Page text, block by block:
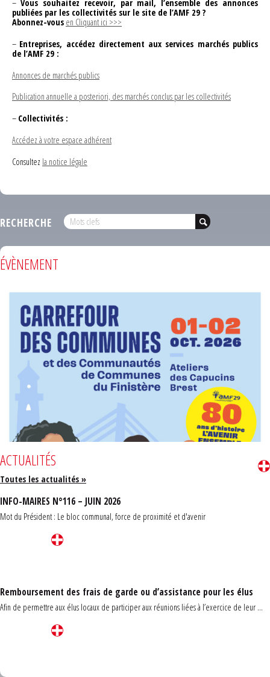
– Vous souhaitez recevoir, par mail, l’ensemble des annonces
publiées par les collectivités sur le site de l’AMF 29 ?
Abonnez-vous en Cliquant ici >>>
– Entreprises, accédez directement aux services marchés publics
de l’AMF 29 :
Annonces de marchés publics
Publication annuelle a posteriori, des marchés conclus par les collectivités
– Collectivités :
Accédez à votre espace adhérent
Consultez la notice légale
RECHERCHE
ÉVÈNEMENT
ACTUALITÉS
Toutes les actualités »
INFO-MAIRES N°116 – JUIN 2026
Mot du Président : Le bloc communal, force de proximité et d'avenir
Remboursement des frais de garde ou d’assistance pour les élus
Afin de permettre aux élus locaux de participer aux réunions liées à l’exercice de leur ...